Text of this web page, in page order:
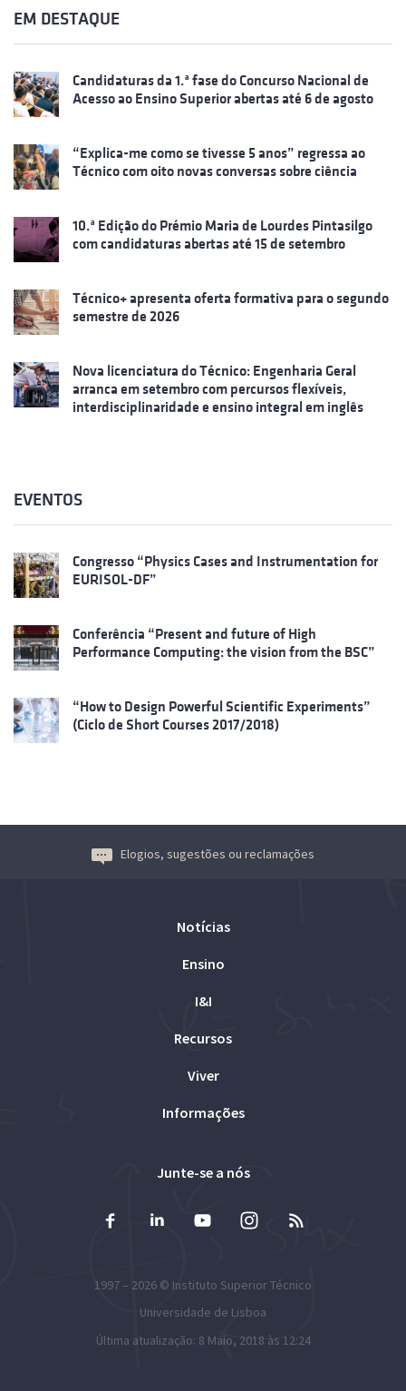
EM DESTAQUE
Candidaturas da 1.ª fase do Concurso Nacional de
Acesso ao Ensino Superior abertas até 6 de agosto
“Explica-me como se tivesse 5 anos” regressa ao
Técnico com oito novas conversas sobre ciência
10.ª Edição do Prémio Maria de Lourdes Pintasilgo
com candidaturas abertas até 15 de setembro
Técnico+ apresenta oferta formativa para o segundo
semestre de 2026
Nova licenciatura do Técnico: Engenharia Geral
arranca em setembro com percursos flexíveis,
interdisciplinaridade e ensino integral em inglês
EVENTOS
Congresso “Physics Cases and Instrumentation for
EURISOL-DF”
Conferência “Present and future of High
Performance Computing: the vision from the BSC”
“How to Design Powerful Scientific Experiments”
(Ciclo de Short Courses 2017/2018)
Elogios, sugestões ou reclamações
Notícias
Ensino
I&I
Recursos
Viver
Informações
Junte-se a nós
1997 – 2026 © Instituto Superior Técnico
Universidade de Lisboa
Última atualização: 8 Maio, 2018 às 12:24